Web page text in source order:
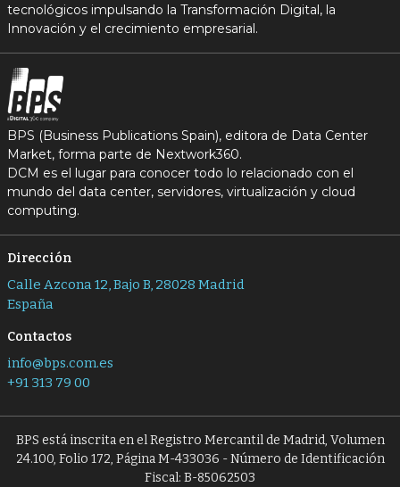
tecnológicos impulsando la Transformación Digital, la
Innovación y el crecimiento empresarial.
BPS (Business Publications Spain), editora de Data Center
Market, forma parte de Nextwork360.
DCM es el lugar para conocer todo lo relacionado con el
mundo del data center, servidores, virtualización y cloud
computing.
Dirección
Calle Azcona 12, Bajo B, 28028 Madrid
España
Contactos
info@bps.com.es
+91 313 79 00
BPS está inscrita en el Registro Mercantil de Madrid, Volumen
24.100, Folio 172, Página M-433036 - Número de Identificación
Fiscal: B-85062503